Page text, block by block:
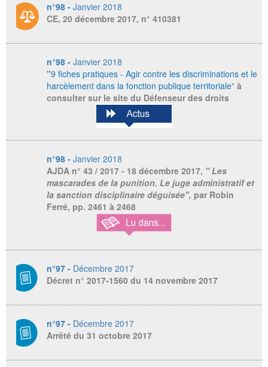
n°98 - Janvier 2018
CE, 20 décembre 2017, n° 410381
n°98 - Janvier 2018
"9 fiches pratiques - Agir contre les discriminations et le
harcèlement dans la fonction publique territoriale" à
consulter sur le site du Défenseur des droits
n°98 - Janvier 2018
AJDA n° 43 / 2017 - 18 décembre 2017, " Les
mascarades de la punition. Le juge administratif et
la sanction disciplinaire déguisée", par Robin
Ferré, pp. 2461 à 2468
n°97 - Décembre 2017
Décret n° 2017-1560 du 14 novembre 2017
n°97 - Décembre 2017
Arrêté du 31 octobre 2017